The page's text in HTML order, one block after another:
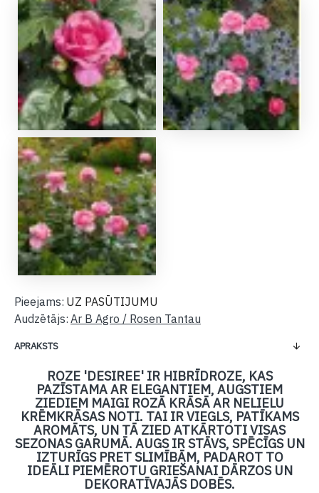
APRAKSTS
ROZE 'DESIREE' IR HIBRĪDROZE, KAS
PAZĪSTAMA AR ELEGANTIEM, AUGSTIEM
ZIEDIEM MAIGI ROZĀ KRĀSĀ AR NELIELU
KRĒMKRĀSAS NOTI. TAI IR VIEGLS, PATĪKAMS
AROMĀTS, UN TĀ ZIED ATKĀRTOTI VISAS
SEZONAS GARUMĀ. AUGS IR STĀVS, SPĒCĪGS UN
IZTURĪGS PRET SLIMĪBĀM, PADAROT TO
IDEĀLI PIEMĒROTU GRIEŠANAI DĀRZOS UN
DEKORATĪVAJĀS DOBĒS.
Pieejams: UZ PASŪTIJUMU
Audzētājs: Ar B Agro / Rosen Tantau